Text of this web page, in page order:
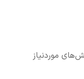
موردنیاز